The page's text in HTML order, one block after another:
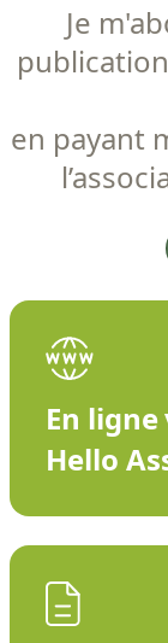
Je
en payant
En ligne
Hello